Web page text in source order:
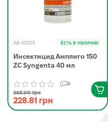
AA-10203 Есть в наличии
Инсектицид Амплиго 150
ZC Syngenta 40 мл
0
263.00 грн
228.81 грн